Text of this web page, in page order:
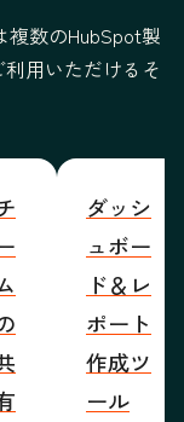
複数のHubSpot製
用いただけるそ
ダッシ
ュボー
ド＆レ
ポート
作成ツ
ール